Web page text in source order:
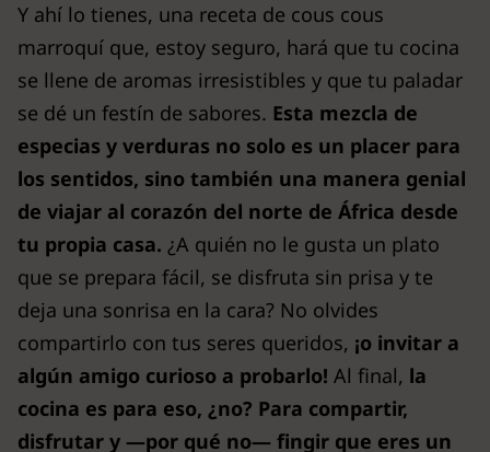
Y ahí lo tienes, una receta de cous cous
marroquí que, estoy seguro, hará que tu cocina
se llene de aromas irresistibles y que tu paladar
se dé un festín de sabores. Esta mezcla de
especias y verduras no solo es un placer para
los sentidos, sino también una manera genial
de viajar al corazón del norte de África desde
tu propia casa. ¿A quién no le gusta un plato
que se prepara fácil, se disfruta sin prisa y te
deja una sonrisa en la cara? No olvides
compartirlo con tus seres queridos, ¡o invitar a
algún amigo curioso a probarlo! Al final, la
cocina es para eso, ¿no? Para compartir,
disfrutar y —por qué no— fingir que eres un